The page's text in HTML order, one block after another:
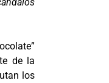
de la
los